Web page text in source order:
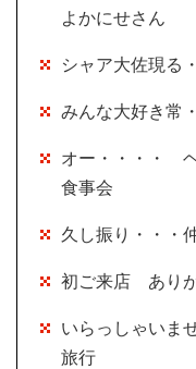
よかにせさん
シャア大佐現る
みんな大好き常
オー・・・・ ヘ
食事会
久し振り・・・
初ご来店 あり
いらっしゃいま
旅行